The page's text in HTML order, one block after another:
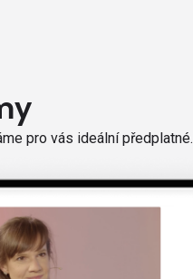
pro vás ideální předplatné.